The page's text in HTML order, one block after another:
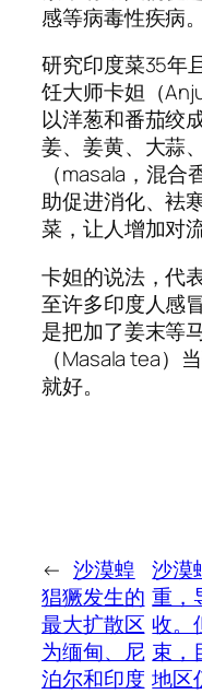
感等病毒性疾病。
研究印度菜35年
饪大师卡妲（
以洋葱和番茄绞
姜、姜黄、大蒜
（masala，混
助促进消化、袪
菜，让人增加对
卡妲的说法，代
至许多印度人感
是把加了姜末等
（Masala tea）
就好。
← 沙漠蝗
猖獗发生的
最大扩散区
为缅甸、尼
泊尔和印度
沙漠
重，
收。
束，
地区